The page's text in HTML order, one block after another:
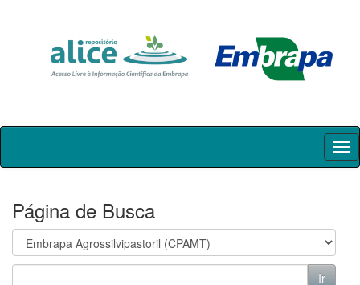
Skip
Página de Busca